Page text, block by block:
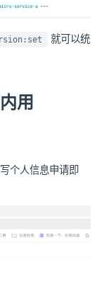
就可以统
用
new window)
个人信息申请即